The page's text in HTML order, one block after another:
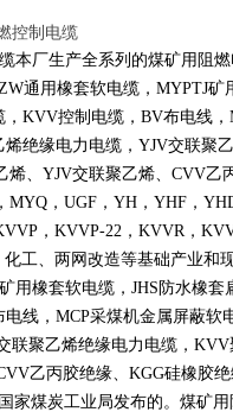
控制电缆
本厂生产全系列的煤矿用阻
通用橡套软电缆， MYPTJ矿
KVV控制电缆， BV布电线，
绝缘电力电缆， YJV交联聚
烯、 YJV交联聚乙烯、 CVV乙
， MYQ ， UGF ， YH ， YHF ，
， KVVP-22 ， KVVR，
工、两网改造等基础产业和
矿用橡套软电缆， JHS 防水橡套
电线， MCP采煤机金属屏蔽软
联聚乙烯绝缘电力电缆， KVV
乙丙胶绝缘、 KGG硅橡胶
家煤炭工业局发布的。煤矿